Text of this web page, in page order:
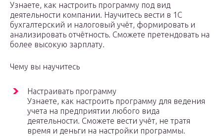
Узнаете, как настроить программу под вид
деятельности компании. Научитесь вести в 1С
бухгалтерский и налоговый учёт, формировать и
анализировать отчётность. Сможете претендовать на
более высокую зарплату.
Чему вы научитесь
Настраивать программу
Узнаете, как настроить программу для ведения
учета на предприятии любого вида
деятельности. Сможете вести учёт, не тратя
время и деньги на настройки программы.